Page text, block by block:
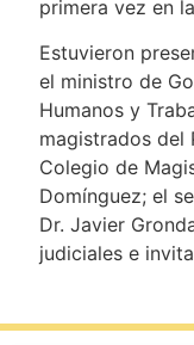
primera vez en
Estuvieron
el ministro de
Humanos y
magistrados del
Colegio de
Domínguez; el
Dr. Javier
judiciales e